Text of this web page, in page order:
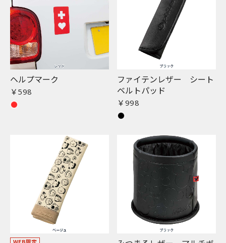
ヘルプマーク
￥598
ファイテンレザー シート
ベルトパッド
￥998